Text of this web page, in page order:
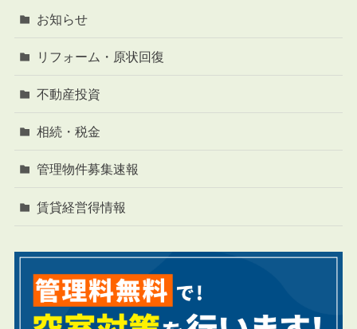
お知らせ
リフォーム・原状回復
不動産投資
相続・税金
管理物件募集速報
賃貸経営得情報